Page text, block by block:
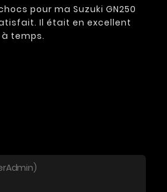
pour ma Suzuki GN250
Il était en excellent
temps.